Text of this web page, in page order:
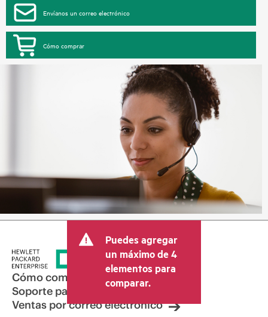
Envíanos un correo electrónico
Cómo comprar
Puedes agregar
un máximo de 4
elementos para
comparar.
Cómo comprar
Soporte para productos
Ventas por correo electrónico